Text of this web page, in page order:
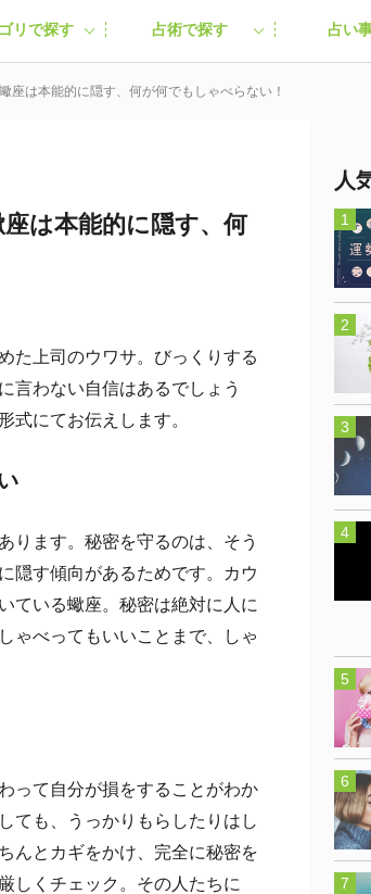
リで探す 占術で探す 占い
は本能的に隠す、何
上司のウワサ。びっくりする
言わない自信はあるでしょう
にてお伝えします。
ります。秘密を守るのは、そう
隠す傾向があるためです。カウ
ている蠍座。秘密は絶対に人に
ゃべってもいいことまで、しゃ
って自分が損をすることがわか
ても、うっかりもらしたりはし
んとカギをかけ、完全に秘密を
しくチェック。その人たちに
人
は本能的に隠す、何が何でもしゃべらない！